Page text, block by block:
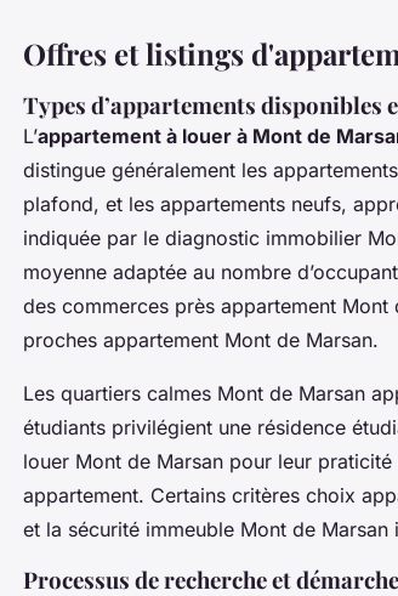
Offres et listings
Types d’appartements disponibles
L’appartement à louer à Mont de
distingue généralement les
plafond, et les appartements neufs,
indiquée par le diagnostic immobilier
moyenne adaptée au nombre
des commerces près appartement Mont
proches appartement Mont de Marsan.
Les quartiers calmes Mont de Marsan
étudiants privilégient une résidence
louer Mont de Marsan pour leur
appartement. Certains critères choix
et la sécurité immeuble Mont de
Processus de recherche et